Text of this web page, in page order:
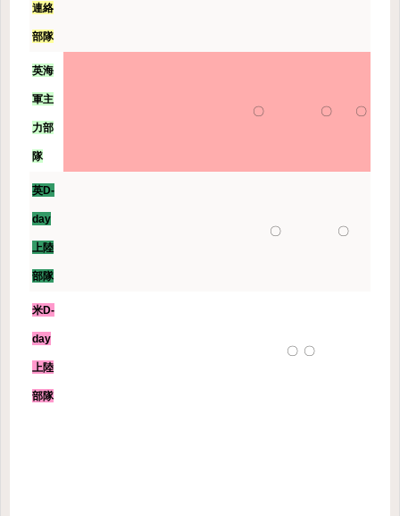
連絡
部隊
英海
軍主
力部
隊
〇 〇 〇
英D-
day
上陸
部隊
〇 〇
米D-
day
上陸
部隊
〇 〇